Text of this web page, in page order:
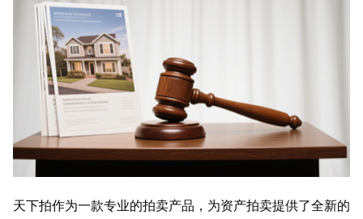
天下拍作为一款专业的拍卖产品，为资产拍卖提供了全新的